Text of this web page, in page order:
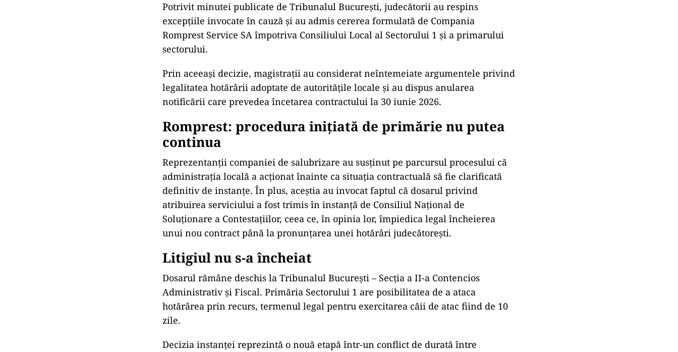
Potrivit minutei publicate de Tribunalul București, judecătorii au respins
excepțiile invocate în cauză și au admis cererea formulată de Compania
Romprest Service SA împotriva Consiliului Local al Sectorului 1 și a primarului
sectorului.
Prin aceeași decizie, magistrații au considerat neîntemeiate argumentele privind
legalitatea hotărârii adoptate de autoritățile locale și au dispus anularea
notificării care prevedea încetarea contractului la 30 iunie 2026.
Romprest: procedura inițiată de primărie nu putea
continua
Reprezentanții companiei de salubrizare au susținut pe parcursul procesului că
administrația locală a acționat înainte ca situația contractuală să fie clarificată
definitiv de instanțe. În plus, aceștia au invocat faptul că dosarul privind
atribuirea serviciului a fost trimis în instanță de Consiliul Național de
Soluționare a Contestațiilor, ceea ce, în opinia lor, împiedica legal încheierea
unui nou contract până la pronunțarea unei hotărâri judecătorești.
Litigiul nu s-a încheiat
Dosarul rămâne deschis la Tribunalul București – Secția a II-a Contencios
Administrativ și Fiscal. Primăria Sectorului 1 are posibilitatea de a ataca
hotărârea prin recurs, termenul legal pentru exercitarea căii de atac fiind de 10
zile.
Decizia instanței reprezintă o nouă etapă într-un conflict de durată între